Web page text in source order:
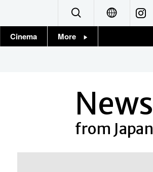
Français
Cinema More
News
from Japan